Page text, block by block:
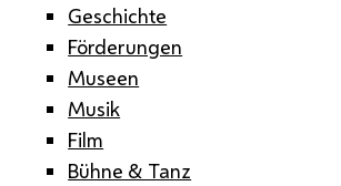
Geschichte
Förderungen
Museen
Musik
Film
Bühne & Tanz